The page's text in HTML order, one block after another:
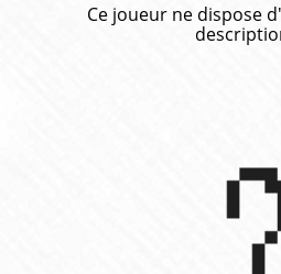
Ce joueur ne dispose